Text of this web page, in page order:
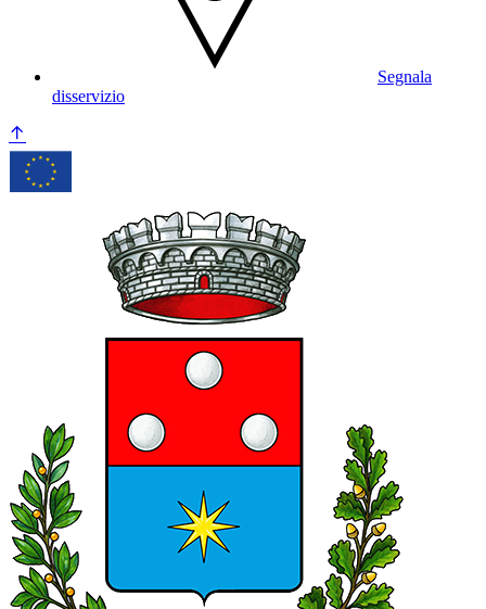
Segnala
disservizio